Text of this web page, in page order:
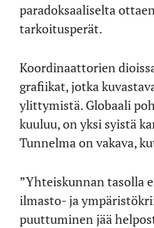
paradoksaaliselta
tarkoitusperät.
Koordinaattorien
grafiikat, jotka
ylittymistä. Globaali
kuuluu, on yksi syistä
Tunnelma on vakava,
”Yhteiskunnan tasolla
ilmasto- ja
puuttuminen jää